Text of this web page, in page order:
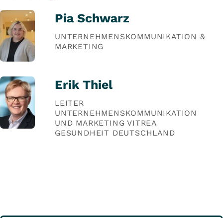
Pia Schwarz
UNTERNEHMENSKOMMUNIKATION &
MARKETING
Erik Thiel
LEITER
UNTERNEHMENSKOMMUNIKATION
UND MARKETING VITREA
GESUNDHEIT DEUTSCHLAND